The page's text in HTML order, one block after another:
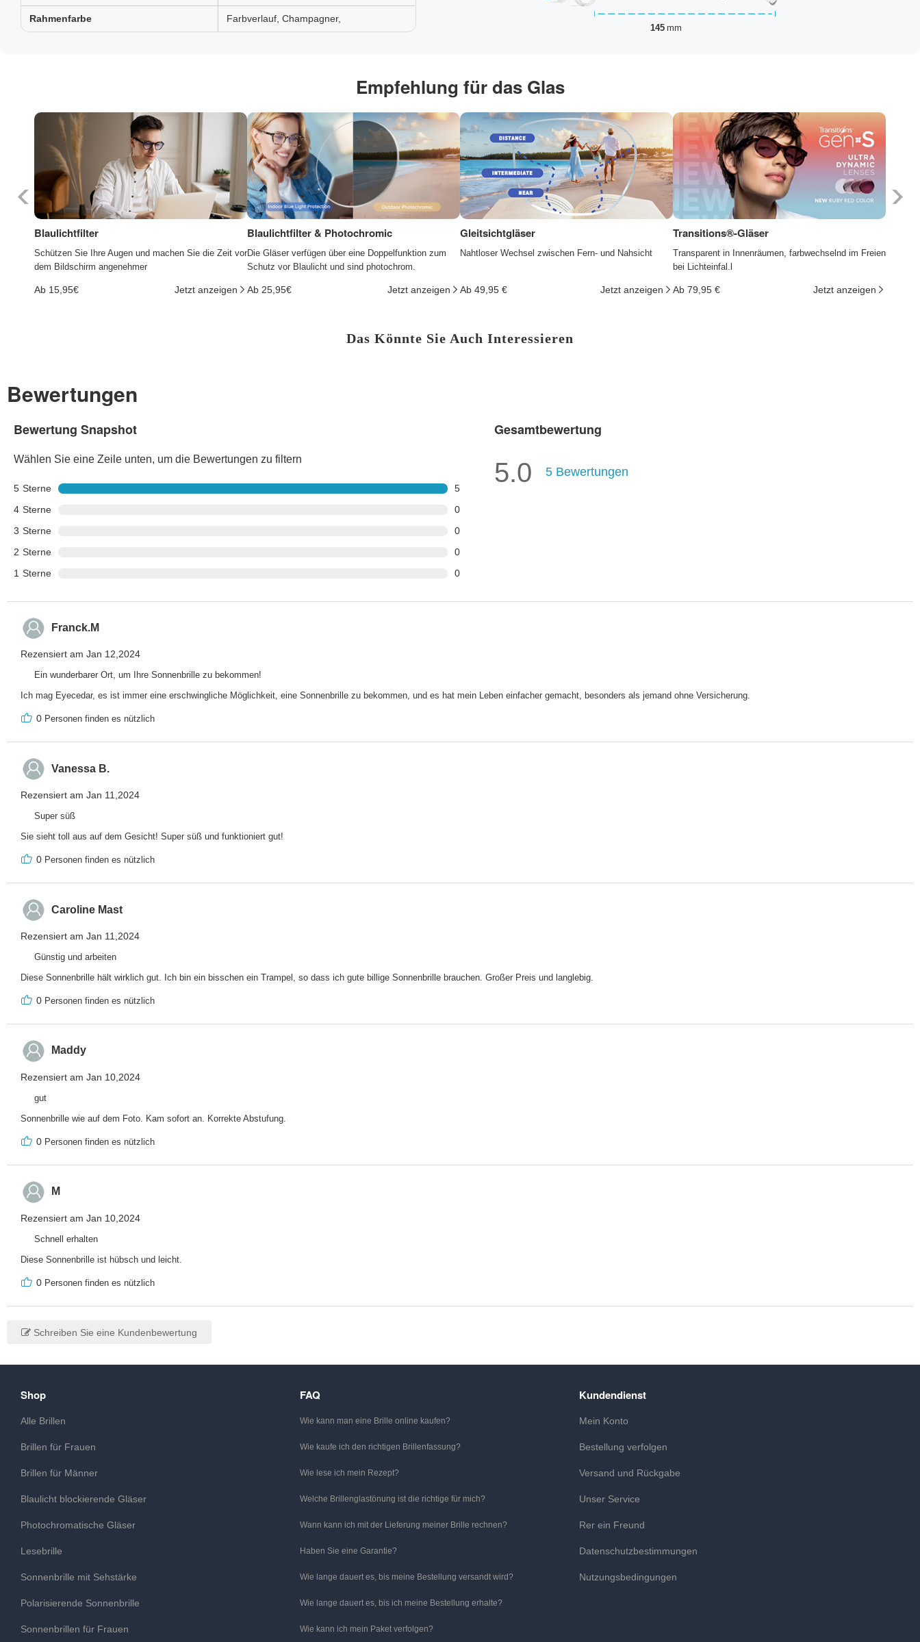
Rahmenfarbe Farbverlauf, Champagner,
145 mm
Empfehlung für das Glas
Blaulichtfilter
Schützen Sie Ihre Augen und machen Sie die Zeit vor
dem Bildschirm angenehmer
Ab 15,95€ Jetzt anzeigen
Blaulichtfilter & Photochromic
Die Gläser verfügen über eine Doppelfunktion zum
Schutz vor Blaulicht und sind photochrom.
Ab 25,95€ Jetzt anzeigen
Gleitsichtgläser
Nahtloser Wechsel zwischen Fern- und Nahsicht
Ab 49,95 € Jetzt anzeigen
Transitions®-Gläser
Transparent in Innenräumen, farbwechselnd im Freien
bei Lichteinfal.l
Ab 79,95 € Jetzt anzeigen
Das Könnte Sie Auch Interessieren
Bewertungen
Bewertung Snapshot
Wählen Sie eine Zeile unten, um die Bewertungen zu filtern
5 Sterne
5
4 Sterne
0
3 Sterne
0
2 Sterne
0
1 Sterne 0
Gesamtbewertung
5.0 5 Bewertungen
Franck.M
Rezensiert am Jan 12,2024
Ein wunderbarer Ort, um Ihre Sonnenbrille zu bekommen!
Ich mag Eyecedar, es ist immer eine erschwingliche Möglichkeit, eine Sonnenbrille zu bekommen, und es hat mein Leben einfacher gemacht, besonders als jemand ohne Versicherung.
0 Personen finden es nützlich
Vanessa B.
Rezensiert am Jan 11,2024
Super süß
Sie sieht toll aus auf dem Gesicht! Super süß und funktioniert gut!
0 Personen finden es nützlich
Caroline Mast
Rezensiert am Jan 11,2024
Günstig und arbeiten
Diese Sonnenbrille hält wirklich gut. Ich bin ein bisschen ein Trampel, so dass ich gute billige Sonnenbrille brauchen. Großer Preis und langlebig.
0 Personen finden es nützlich
Maddy
Rezensiert am Jan 10,2024
gut
Sonnenbrille wie auf dem Foto. Kam sofort an. Korrekte Abstufung.
0 Personen finden es nützlich
M
Rezensiert am Jan 10,2024
Schnell erhalten
Diese Sonnenbrille ist hübsch und leicht.
0 Personen finden es nützlich
Schreiben Sie eine Kundenbewertung
Shop
Alle Brillen
Brillen für Frauen
Brillen für Männer
Blaulicht blockierende Gläser
Photochromatische Gläser
Lesebrille
Sonnenbrille mit Sehstärke
Polarisierende Sonnenbrille
Sonnenbrillen für Frauen
FAQ
Wie kann man eine Brille online kaufen?
Wie kaufe ich den richtigen Brillenfassung?
Wie lese ich mein Rezept?
Welche Brillenglastönung ist die richtige für mich?
Wann kann ich mit der Lieferung meiner Brille rechnen?
Haben Sie eine Garantie?
Wie lange dauert es, bis meine Bestellung versandt wird?
Wie lange dauert es, bis ich meine Bestellung erhalte?
Wie kann ich mein Paket verfolgen?
Kundendienst
Mein Konto
Bestellung verfolgen
Versand und Rückgabe
Unser Service
Rer ein Freund
Datenschutzbestimmungen
Nutzungsbedingungen